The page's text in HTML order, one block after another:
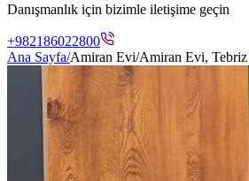
Danışmanlık için bizimle iletişime geçin
+982186022800
Ana Sayfa/Amiran Evi/Amiran Evi, Tebriz